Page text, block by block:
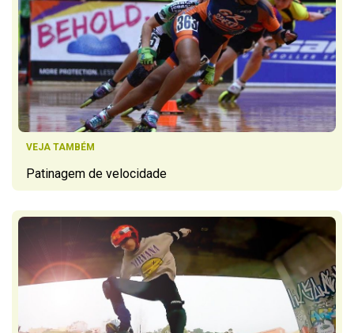
VEJA TAMBÉM
Patinagem de velocidade